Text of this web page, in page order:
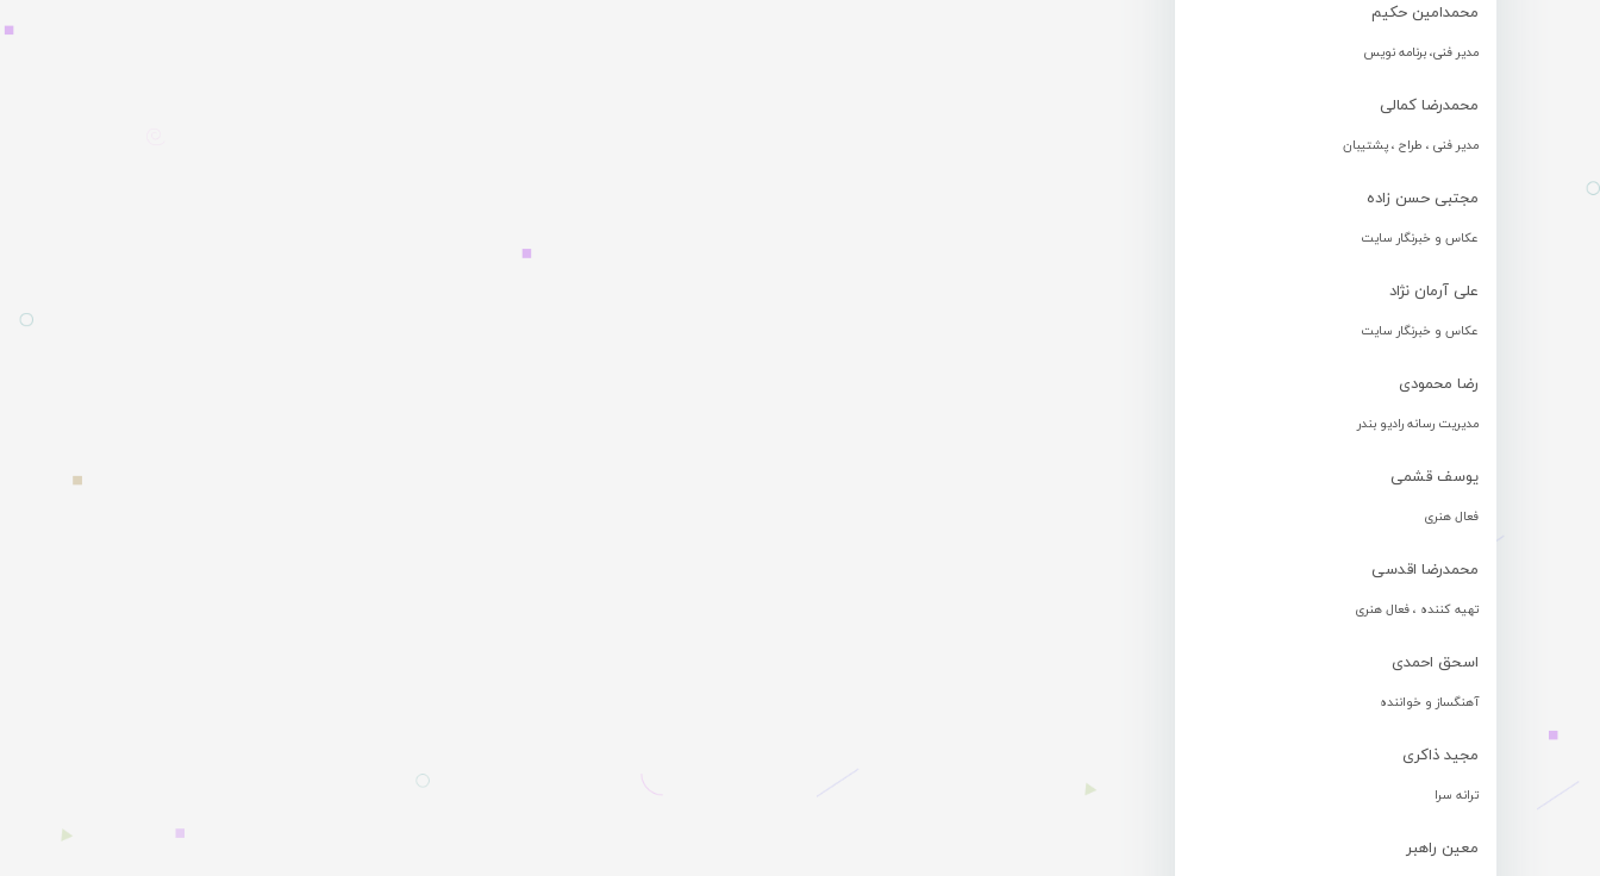
محمدامین حکیم
مدیر فنی، برنامه نویس
محمدرضا کمالی
مدیر فنی ، طراح ، پشتیبان
مجتبی حسن زاده
عکاس و خبرنگار سایت
علی آرمان نژاد
عکاس و خبرنگار سایت
رضا محمودی
مدیریت رسانه رادیو بندر
یوسف قشمی
فعال هنری
محمدرضا اقدسی
تهیه کننده ، فعال هنری
اسحق احمدی
آهنگساز و خواننده
مجید ذاکری
ترانه سرا
معین راهبر